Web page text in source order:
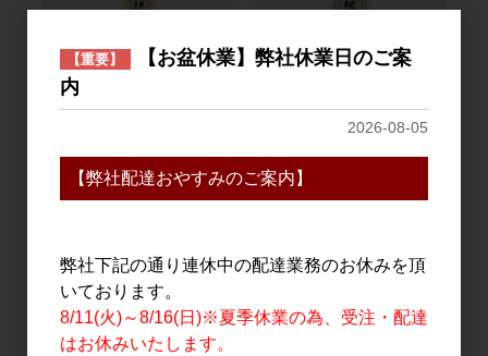
日本酒
伊根満開 720ml 伊根満開 1.8L
【重要】
【お盆休業】弊社休業日のご案
内
2026-08-05
【弊社配達おやすみのご案内】
弊社下記の通り連休中の配達業務のお休みを頂
いております。
8/11(火)～8/16(日)※夏季休業の為、受注・配達
はお休みいたします。